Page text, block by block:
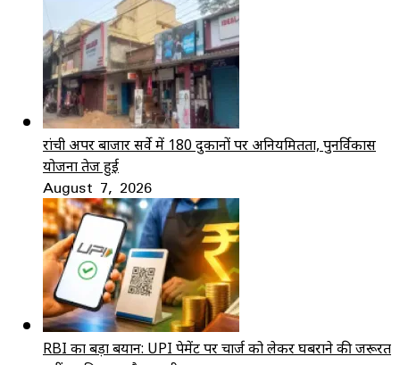
रांची अपर बाजार सर्वे में 180 दुकानों पर अनियमितता, पुनर्विकास
योजना तेज हुई
August 7, 2026
RBI का बड़ा बयान: UPI पेमेंट पर चार्ज को लेकर घबराने की जरूरत